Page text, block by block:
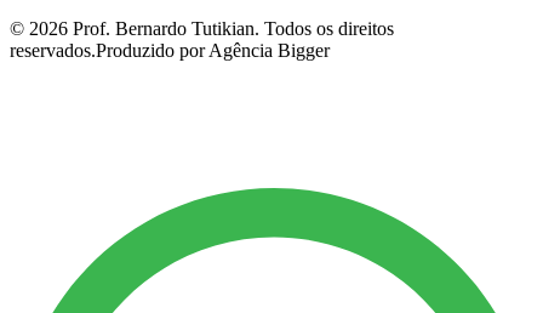
© 2026 Prof. Bernardo Tutikian. Todos os direitos
reservados.Produzido por Agência Bigger